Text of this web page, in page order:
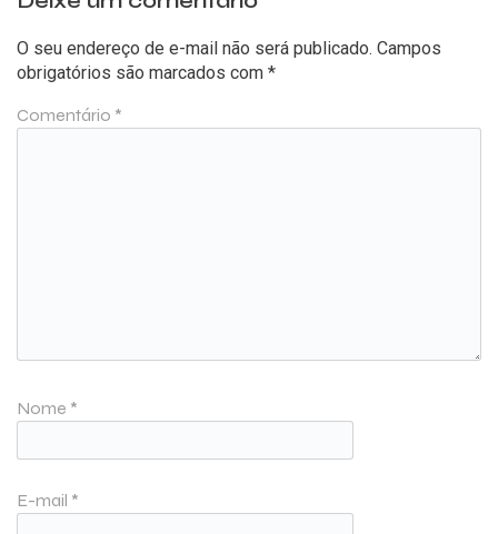
O seu endereço de e-mail não será publicado. Campos
obrigatórios são marcados com *
Comentário *
Nome *
E-mail *